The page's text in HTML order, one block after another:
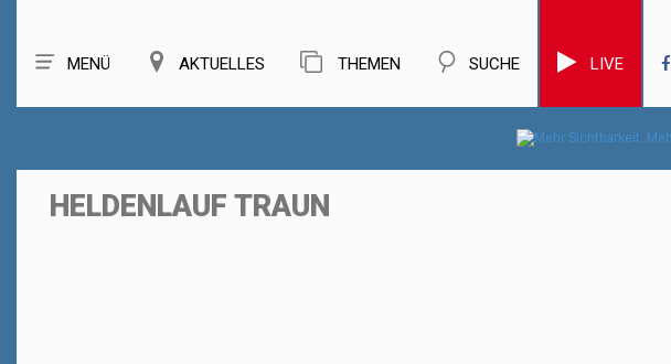
MENÜ AKTUELLES THEMEN SUCHE LIVE
HELDENLAUF TRAUN